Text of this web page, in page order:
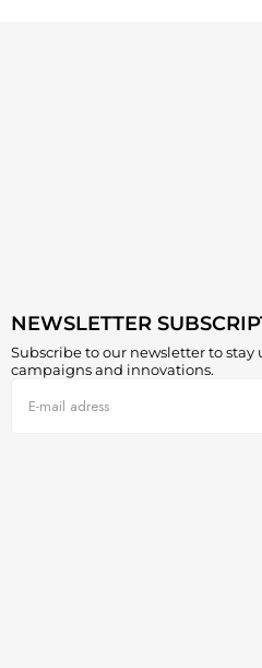
NEWSLETTER
Subscribe to our newsletter to
campaigns and innovations.